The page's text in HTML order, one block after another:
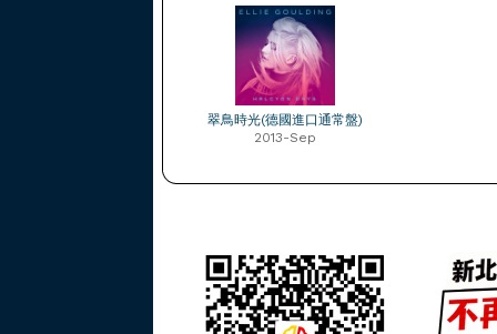
翠鳥時光(德國進口通常盤)
2013-Sep